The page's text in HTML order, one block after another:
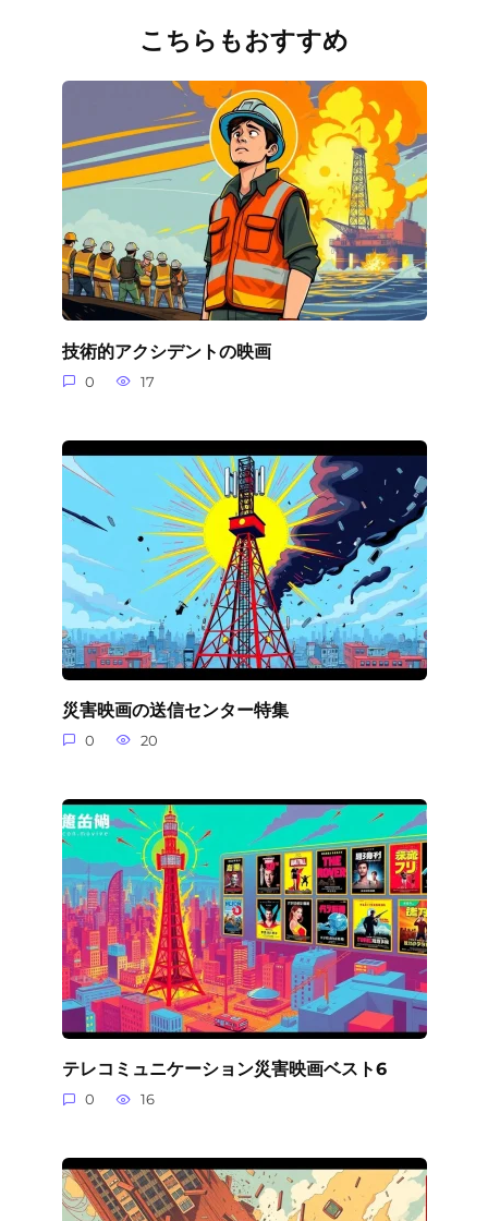
こちらもおすすめ
技術的アクシデントの映画
0 17
災害映画の送信センター特集
0 20
テレコミュニケーション災害映画ベスト6
0 16